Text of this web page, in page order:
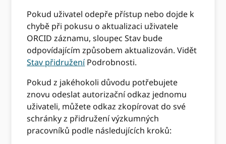
Pokud uživatel odepře přístup nebo dojde k
chybě při pokusu o aktualizaci uživatele
ORCID záznamu, sloupec Stav bude
odpovídajícím způsobem aktualizován. Vidět
Stav přidruženíPodrobnosti.
Pokud z jakéhokoli důvodu potřebujete
znovu odeslat autorizační odkaz jednomu
uživateli, můžete odkaz zkopírovat do své
schránky z přidružení výzkumných
pracovníků podle následujících kroků: